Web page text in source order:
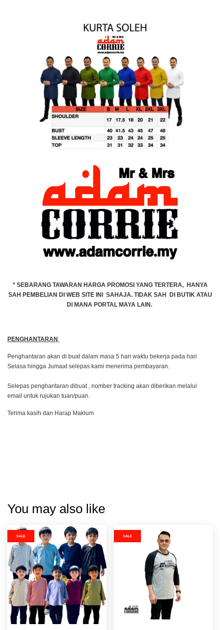
* SEBARANG TAWARAN HARGA PROMOSI YANG TERTERA, HANYA
SAH PEMBELIAN DI WEB SITE INI SAHAJA. TIDAK SAH DI BUTIK ATAU
DI MANA PORTAL MAYA LAIN.
PENGHANTARAN
Penghantaran akan di buat dalam masa 5 hari waktu bekerja pada hari
Selasa hingga Jumaat selepas kami menerima pembayaran.
Selepas penghantaran dibuat , nomber tracking akan diberikan melalui
email untuk rujukan tuan/puan.
Terima kasih dan Harap Maklum
You may also like
SALE SALE